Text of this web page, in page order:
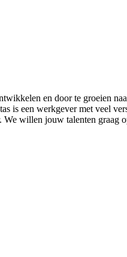
en door te groeien
is een werkgever met veel
willen jouw talenten graag